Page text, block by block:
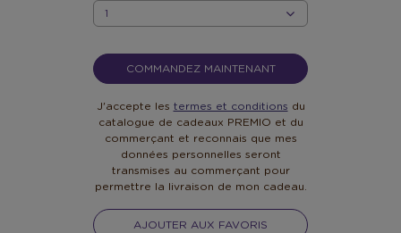
COMMANDEZ MAINTENANT
J'accepte les termes et conditions du
catalogue de cadeaux PREMIO et du
commerçant et reconnais que mes
données personnelles seront
transmises au commerçant pour
permettre la livraison de mon cadeau.
AJOUTER AUX FAVORIS